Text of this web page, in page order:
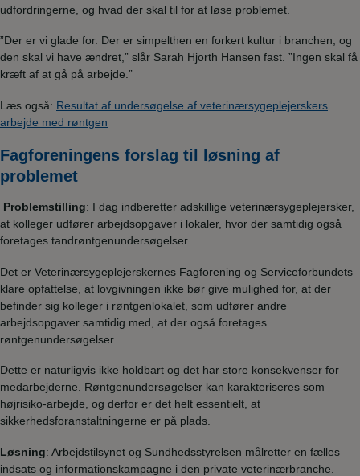
udfordringerne, og hvad der skal til for at løse problemet.
”Der er vi glade for. Der er simpelthen en forkert kultur i branchen, og
den skal vi have ændret,” slår Sarah Hjorth Hansen fast. ”Ingen skal få
kræft af at gå på arbejde.”
Læs også: Resultat af undersøgelse af veterinærsygeplejerskers
arbejde med røntgen
Fagforeningens forslag til løsning af
problemet
Problemstilling: I dag indberetter adskillige veterinærsygeplejersker,
at kolleger udfører arbejdsopgaver i lokaler, hvor der samtidig også
foretages tandrøntgenundersøgelser.
Det er Veterinærsygeplejerskernes Fagforening og Serviceforbundets
klare opfattelse, at lovgivningen ikke bør give mulighed for, at der
befinder sig kolleger i røntgenlokalet, som udfører andre
arbejdsopgaver samtidig med, at der også foretages
røntgenundersøgelser.
Dette er naturligvis ikke holdbart og det har store konsekvenser for
medarbejderne. Røntgenundersøgelser kan karakteriseres som
højrisiko-arbejde, og derfor er det helt essentielt, at
sikkerhedsforanstaltningerne er på plads.
Løsning: Arbejdstilsynet og Sundhedsstyrelsen målretter en fælles
indsats og informationskampagne i den private veterinærbranche.